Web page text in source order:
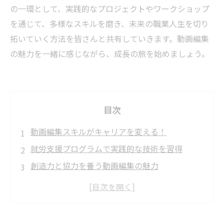
の一環として、実践的なプロジェクトやワークショップ
を通じて、多様なスキルを磨き、未来の職業人生を切り
拓いていく方法を皆さんと共有していきます。動画編集
の魅力を一緒に感じながら、成長の旅を始めましょう。
目次
動画編集スキルがキャリアを変える！
就労支援プログラムで実践的な技術を習得
創造力と協力を養う動画編集の魅力
困難を乗り越え、スキルアップを目指す